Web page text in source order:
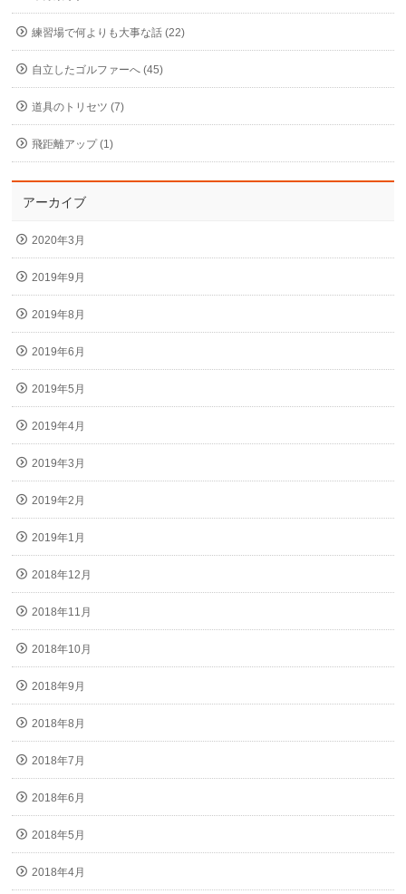
練習場で何よりも大事な話 (22)
自立したゴルファーへ (45)
道具のトリセツ (7)
飛距離アップ (1)
アーカイブ
2020年3月
2019年9月
2019年8月
2019年6月
2019年5月
2019年4月
2019年3月
2019年2月
2019年1月
2018年12月
2018年11月
2018年10月
2018年9月
2018年8月
2018年7月
2018年6月
2018年5月
2018年4月